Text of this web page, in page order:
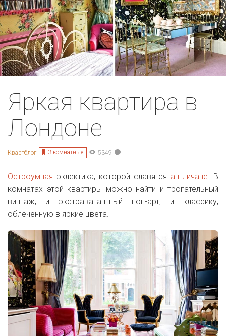
Яркая квартира в
Лондоне
Квартблог 3-комнатные 5349
Остроумная эклектика, которой славятся англичане. В
комнатах этой квартиры можно найти и трогательный
винтаж, и экстравагантный поп-арт, и классику,
облеченную в яркие цвета.